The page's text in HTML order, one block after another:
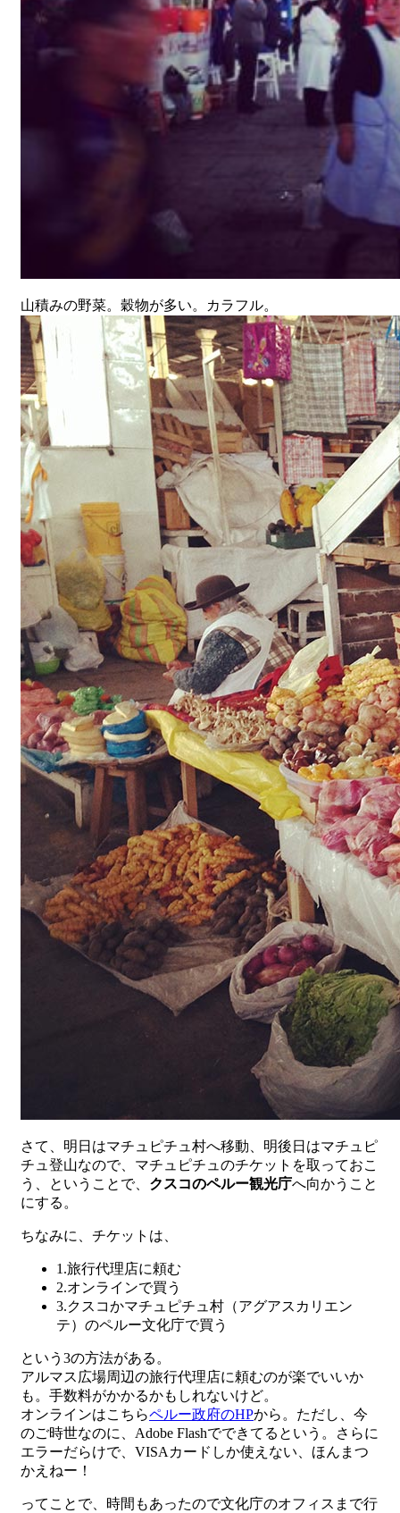
山積みの野菜。穀物が多い。カラフル。
さて、明日はマチュピチュ村へ移動、明後日はマチュピ
チュ登山なので、マチュピチュのチケットを取っておこ
う、ということで、 クスコのペルー観光庁へ向かうこと
にする。
ちなみに、チケットは、
1.旅行代理店に頼む
2.オンラインで買う
3.クスコかマチュピチュ村（アグアスカリエン
テ）のペルー文化庁で買う
という3の方法がある。
アルマス広場周辺の旅行代理店に頼むのが楽でいいか
も。手数料がかかるかもしれないけど。
オンラインはこちらペルー政府のHPから。ただし、今
のご時世なのに、Adobe Flashでできてるという。さらに
エラーだらけで、VISAカードしか使えない、ほんまつ
かえねー！
ってことで、時間もあったので文化庁のオフィスまで行